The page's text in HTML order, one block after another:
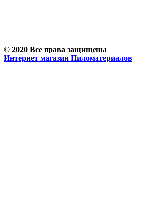
© 2020 Все права защищены
Интернет магазин Пиломатериалов